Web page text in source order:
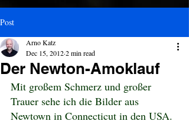
Post
Der Newton-Amoklauf
Arno Katz
Dec 15, 20122 min read
Mit großem Schmerz und großer
Trauer sehe ich die Bilder aus
Newtown in Connecticut in den USA.